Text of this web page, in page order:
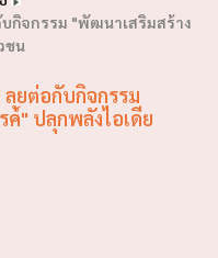
กิจกรรม "พัฒนาเสริมสร้าง
ชน
ยต่อกับกิจกรรม
ค์" ปลุกพลังไอเดีย